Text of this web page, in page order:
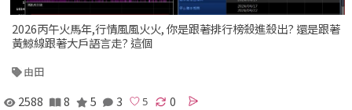
2026丙午火馬年,行情風風火火, 你是跟著排行榜殺進殺出? 還是跟著
黃鯨線跟著大戶語言走? 這個
由田
2588 8 5 3 0